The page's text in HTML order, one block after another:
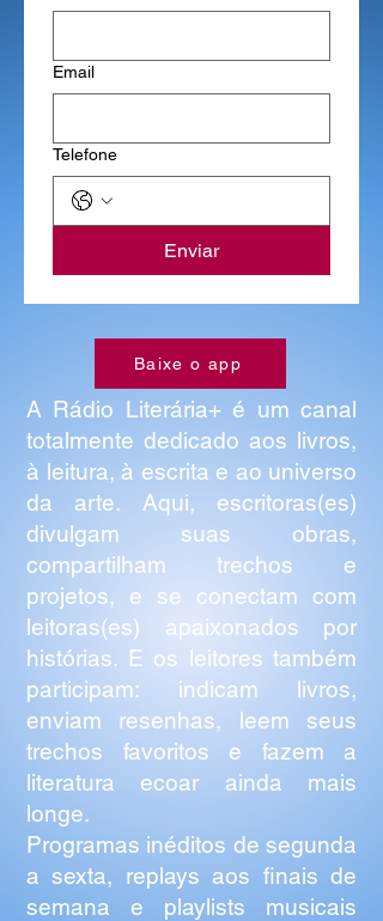
Email
Telefone
Enviar
A Rádio Literária+ é um canal
totalmente dedicado aos livros,
à leitura, à escrita e ao universo
da arte. Aqui, escritoras(es)
divulgam suas obras,
compartilham trechos e
projetos, e se conectam com
leitoras(es) apaixonados por
histórias. E os leitores também
participam: indicam livros,
enviam resenhas, leem seus
trechos favoritos e fazem a
literatura ecoar ainda mais
longe.
Programas inéditos de segunda
a sexta, replays aos finais de
semana e playlists musicais
Baixe o app